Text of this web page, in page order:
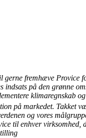
gerne fremhæve Provice
indsats på den grønne
klimaregnskab
på markedet. Takket
og vores
til enhver virksomhed,